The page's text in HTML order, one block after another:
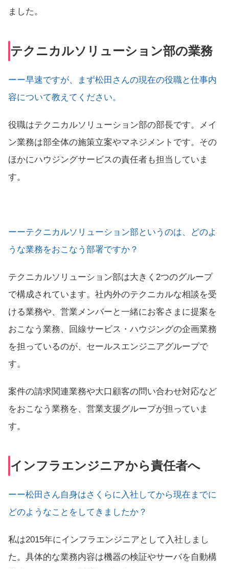
ました。
テクニカルソリューション部の業務
ーー早速ですが、まず松田さんの現在の役職と仕事内
容について教えてください。
役職はテクニカルソリューション部の部長です。メイ
ン業務は部全体の施策立案やマネジメントです。その
ほかにハウジングサービスの責任者も担当していま
す。
ーーテクニカルソリューション部というのは、どのよ
うな業務をおこなう部署ですか？
テクニカルソリューション部は大きく2つのグループ
で構成されています。社内外のテクニカルな相談を受
ける業務や、営業メンバーと一緒にお客さまに提案を
おこなう業務、回線サービス・ハウジングの企画業務
を担っているのが、セールスエンジニアグループで
す。
案件の請求関連業務や大口顧客の問い合わせ対応など
をおこなう業務を、営業支援グループが担っていま
す。
インフラエンジニアから責任者へ
ーー松田さん自身はさくらに入社してから現在までに
どのようなことをしてきましたか？
私は2015年にインフラエンジニアとして入社しまし
た。具体的な業務内容は機器の検証やサーバを自動構